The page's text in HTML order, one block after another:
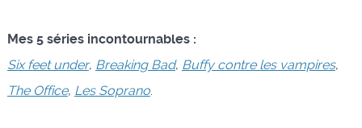
Mes 5 séries incontournables :
Six feet under, Breaking Bad, Buffy contre les vampires,
The Office, Les Soprano.